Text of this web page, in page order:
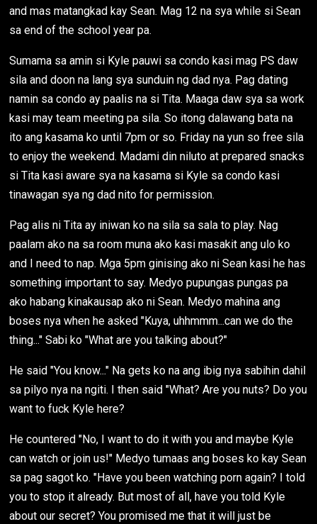
and mas matangkad kay Sean. Mag 12 na sya while si Sean
sa end of the school year pa.
Sumama sa amin si Kyle pauwi sa condo kasi mag PS daw
sila and doon na lang sya sunduin ng dad nya. Pag dating
namin sa condo ay paalis na si Tita. Maaga daw sya sa work
kasi may team meeting pa sila. So itong dalawang bata na
ito ang kasama ko until 7pm or so. Friday na yun so free sila
to enjoy the weekend. Madami din niluto at prepared snacks
si Tita kasi aware sya na kasama si Kyle sa condo kasi
tinawagan sya ng dad nito for permission.
Pag alis ni Tita ay iniwan ko na sila sa sala to play. Nag
paalam ako na sa room muna ako kasi masakit ang ulo ko
and I need to nap. Mga 5pm ginising ako ni Sean kasi he has
something important to say. Medyo pupungas pungas pa
ako habang kinakausap ako ni Sean. Medyo mahina ang
boses nya when he asked "Kuya, uhhmmm...can we do the
thing..." Sabi ko "What are you talking about?"
He said "You know..." Na gets ko na ang ibig nya sabihin dahil
sa pilyo nya na ngiti. I then said "What? Are you nuts? Do you
want to fuck Kyle here?
He countered "No, I want to do it with you and maybe Kyle
can watch or join us!" Medyo tumaas ang boses ko kay Sean
sa pag sagot ko. "Have you been watching porn again? I told
you to stop it already. But most of all, have you told Kyle
about our secret? You promised me that it will just be